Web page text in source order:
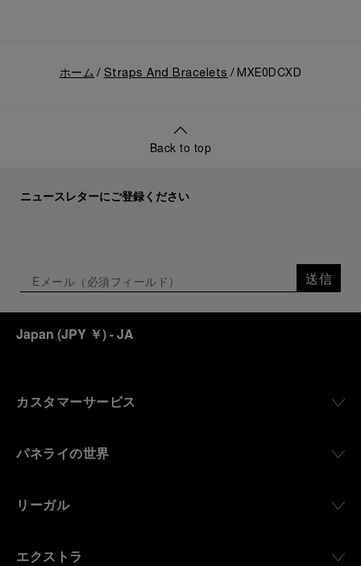
ホーム Straps And Bracelets MXE0DCXD
Back to top
ニュースレターにご登録ください
送信
Japan (JPY ￥)- JA
カスタマーサービス
パネライの世界
リーガル
エクストラ